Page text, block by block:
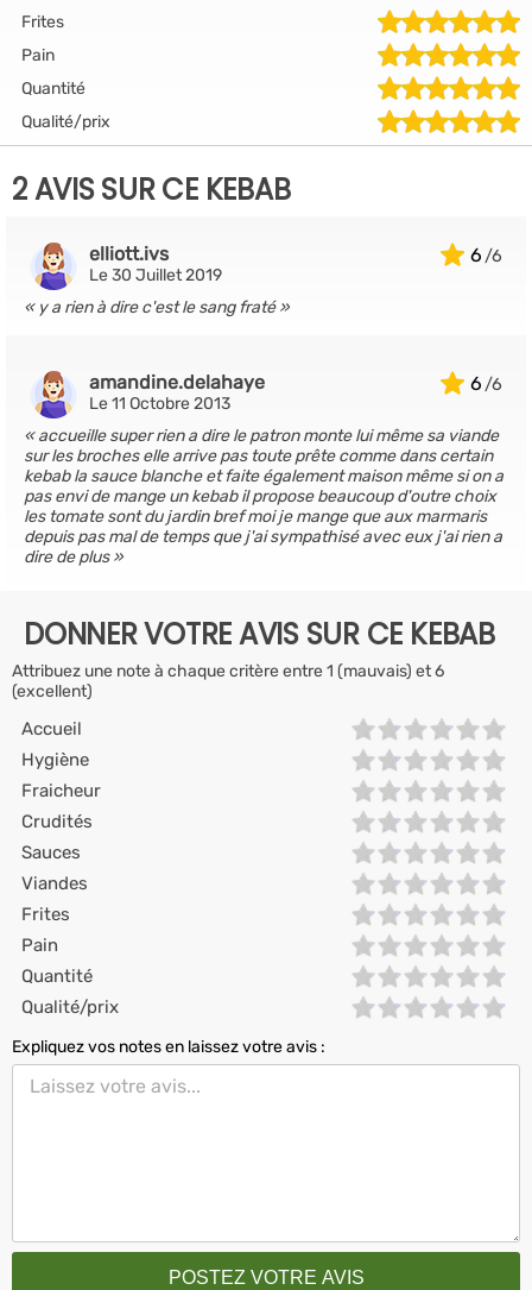
Frites
Pain
Quantité
Qualité/prix
2 AVIS SUR CE KEBAB
6
elliott.ivs
Le 30 Juillet 2019
y a rien à dire c'est le sang fraté
6
amandine.delahaye
Le 11 Octobre 2013
accueille super rien a dire le patron monte lui même sa viande
sur les broches elle arrive pas toute prête comme dans certain
kebab la sauce blanche et faite également maison même si on a
pas envi de mange un kebab il propose beaucoup d'outre choix
les tomate sont du jardin bref moi je mange que aux marmaris
depuis pas mal de temps que j'ai sympathisé avec eux j'ai rien a
dire de plus
DONNER VOTRE AVIS SUR CE KEBAB
Attribuez une note à chaque critère entre 1 (mauvais) et 6
(excellent)
Accueil
Hygiène
Fraicheur
Crudités
Sauces
Viandes
Frites
Pain
Quantité
Qualité/prix
Expliquez vos notes en laissez votre avis :